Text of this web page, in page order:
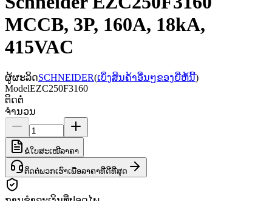
MCCB, 3P, 160A, 18kA,
415VAC
ຜູ້ຜະລິດSCHNEIDER(ເບິ່ງສິນຄ້າອື່ນໆຂອງຍີ່ຫໍ້ນີ້)
ModelEZC250F3160
ຕິດຕໍ່
ຈຳນວນ
ຂໍໃບສະເໜີລາຄາ
ຕິດຕໍ່ພວກເຮົາເພື່ອລາຄາທີ່ດີທີ່ສຸດ